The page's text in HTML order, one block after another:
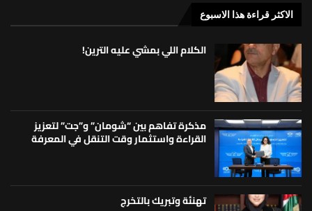
الاكثر قراءة هذا الاسبوع
الكلام اللي بمشي عليه الترين!
مذكرة تفاهم بين “شومان” و”جت” لتعزيز
القراءة واستثمار وقت التنقل في المعرفة
تهنئة وتبريك بالتخرج